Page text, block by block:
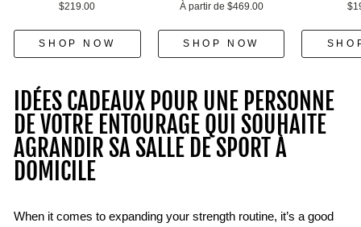
$219.00
SHOP NOW
À partir de $469.00
SHOP NOW
IDÉES CADEAUX POUR UNE PERSONNE
DE VOTRE ENTOURAGE QUI SOUHAITE
AGRANDIR SA SALLE DE SPORT À
DOMICILE
When it comes to expanding your strength routine, it’s a good